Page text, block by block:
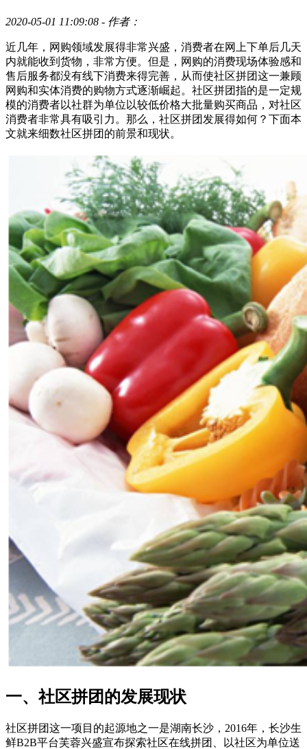
2020-05-01 11:09:08 - 作者：
近几年，网购领域发展得非常兴盛，消费者在网上下单后几天
内就能收到货物，非常方便。但是，网购的消费现场体验感和
售后服务都没有线下消费来得完善，从而使社区拼团这一兼顾
网购和实体消费的购物方式逐渐崛起。社区拼团指的是一定规
模的消费者以社群为单位以较低价格大批量购买商品，对社区
消费者非常具有吸引力。那么，社区拼团发展得如何？下面本
文就来细数社区拼团的前景和现状。
一、社区拼团的发展现状
社区拼团这一项目的起源地之一是湖南长沙，2016年，长沙生
鲜B2B平台芙蓉兴盛宣布探索社区在线拼团、以社区为单位送